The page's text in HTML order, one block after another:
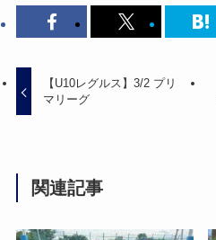
【U10レグルス】3/2 プリ
マリーグ
関連記事